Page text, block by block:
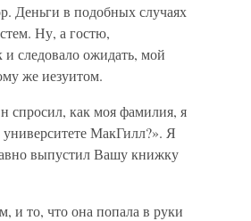
Деньги в подобных случаях
Ну, а гостю,
и следовало ожидать, мой
же иезуитом.
спросил, как моя фамилия, я
МакГилл?». Я
выпустил Вашу книжку
и то, что она попала в руки